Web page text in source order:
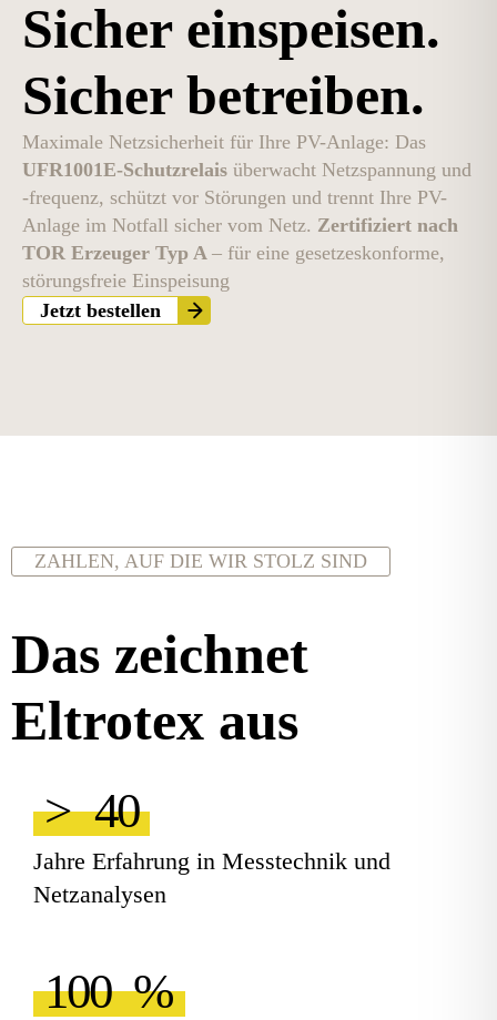
Sicher einspeisen.
Sicher betreiben.
Maximale Netzsicherheit für Ihre PV-Anlage: Das
UFR1001E-Schutzrelais überwacht Netzspannung und
-frequenz, schützt vor Störungen und trennt Ihre PV-
Anlage im Notfall sicher vom Netz. Zertifiziert nach
TOR Erzeuger Typ A – für eine gesetzeskonforme,
störungsfreie Einspeisung
Jetzt bestellen
ZAHLEN, AUF DIE WIR STOLZ SIND
Das zeichnet
Eltrotex aus
> 40
Jahre Erfahrung in Messtechnik und
Netzanalysen
100 %